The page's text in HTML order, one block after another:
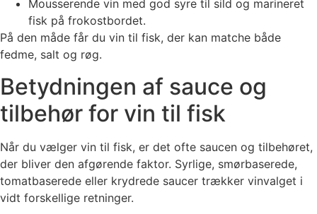
Mousserende vin med god syre til sild og marineret
fisk på frokostbordet.
På den måde får du vin til fisk, der kan matche både
fedme, salt og røg.
Betydningen af sauce og
tilbehør for vin til fisk
Når du vælger vin til fisk, er det ofte saucen og tilbehøret,
der bliver den afgørende faktor. Syrlige, smørbaserede,
tomatbaserede eller krydrede saucer trækker vinvalget i
vidt forskellige retninger.